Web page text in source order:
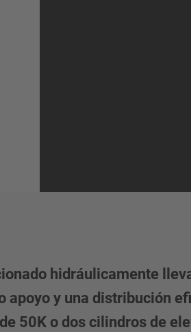
hidráulicamente
y una distribución
50K o dos cilindros de